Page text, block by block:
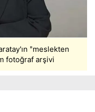
ʺmeslekten
fotoğraf arşivi